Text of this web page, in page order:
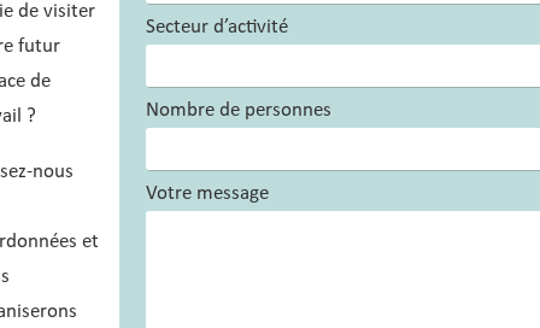
de visiter
futur
de
?
nous
et
Secteur d’activité
Nombre de personnes
Votre message